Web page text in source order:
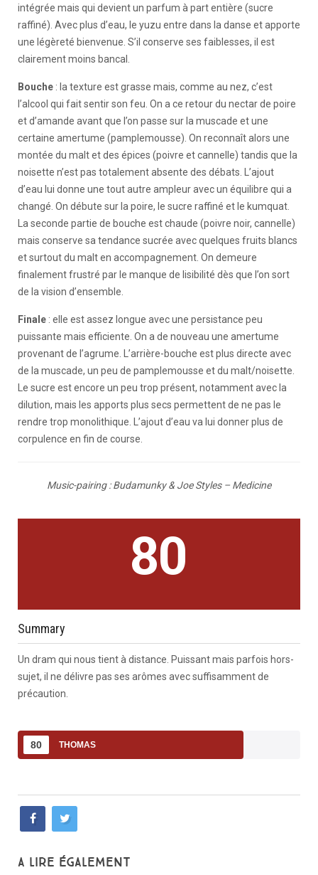
intégrée mais qui devient un parfum à part entière (sucre
raffiné). Avec plus d’eau, le yuzu entre dans la danse et apporte
une légèreté bienvenue. S’il conserve ses faiblesses, il est
clairement moins bancal.
Bouche : la texture est grasse mais, comme au nez, c’est
l’alcool qui fait sentir son feu. On a ce retour du nectar de poire
et d’amande avant que l’on passe sur la muscade et une
certaine amertume (pamplemousse). On reconnaît alors une
montée du malt et des épices (poivre et cannelle) tandis que la
noisette n’est pas totalement absente des débats. L’ajout
d’eau lui donne une tout autre ampleur avec un équilibre qui a
changé. On débute sur la poire, le sucre raffiné et le kumquat.
La seconde partie de bouche est chaude (poivre noir, cannelle)
mais conserve sa tendance sucrée avec quelques fruits blancs
et surtout du malt en accompagnement. On demeure
finalement frustré par le manque de lisibilité dès que l’on sort
de la vision d’ensemble.
Finale : elle est assez longue avec une persistance peu
puissante mais efficiente. On a de nouveau une amertume
provenant de l’agrume. L’arrière-bouche est plus directe avec
de la muscade, un peu de pamplemousse et du malt/noisette.
Le sucre est encore un peu trop présent, notamment avec la
dilution, mais les apports plus secs permettent de ne pas le
rendre trop monolithique. L’ajout d’eau va lui donner plus de
corpulence en fin de course.
Music-pairing : Budamunky & Joe Styles – Medicine
80
Summary
Un dram qui nous tient à distance. Puissant mais parfois hors-
sujet, il ne délivre pas ses arômes avec suffisamment de
précaution.
80 THOMAS
A LIRE ÉGALEMENT